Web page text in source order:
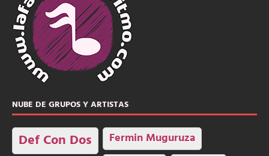
NUBE DE GRUPOS Y ARTISTAS
Def Con Dos Fermin Muguruza